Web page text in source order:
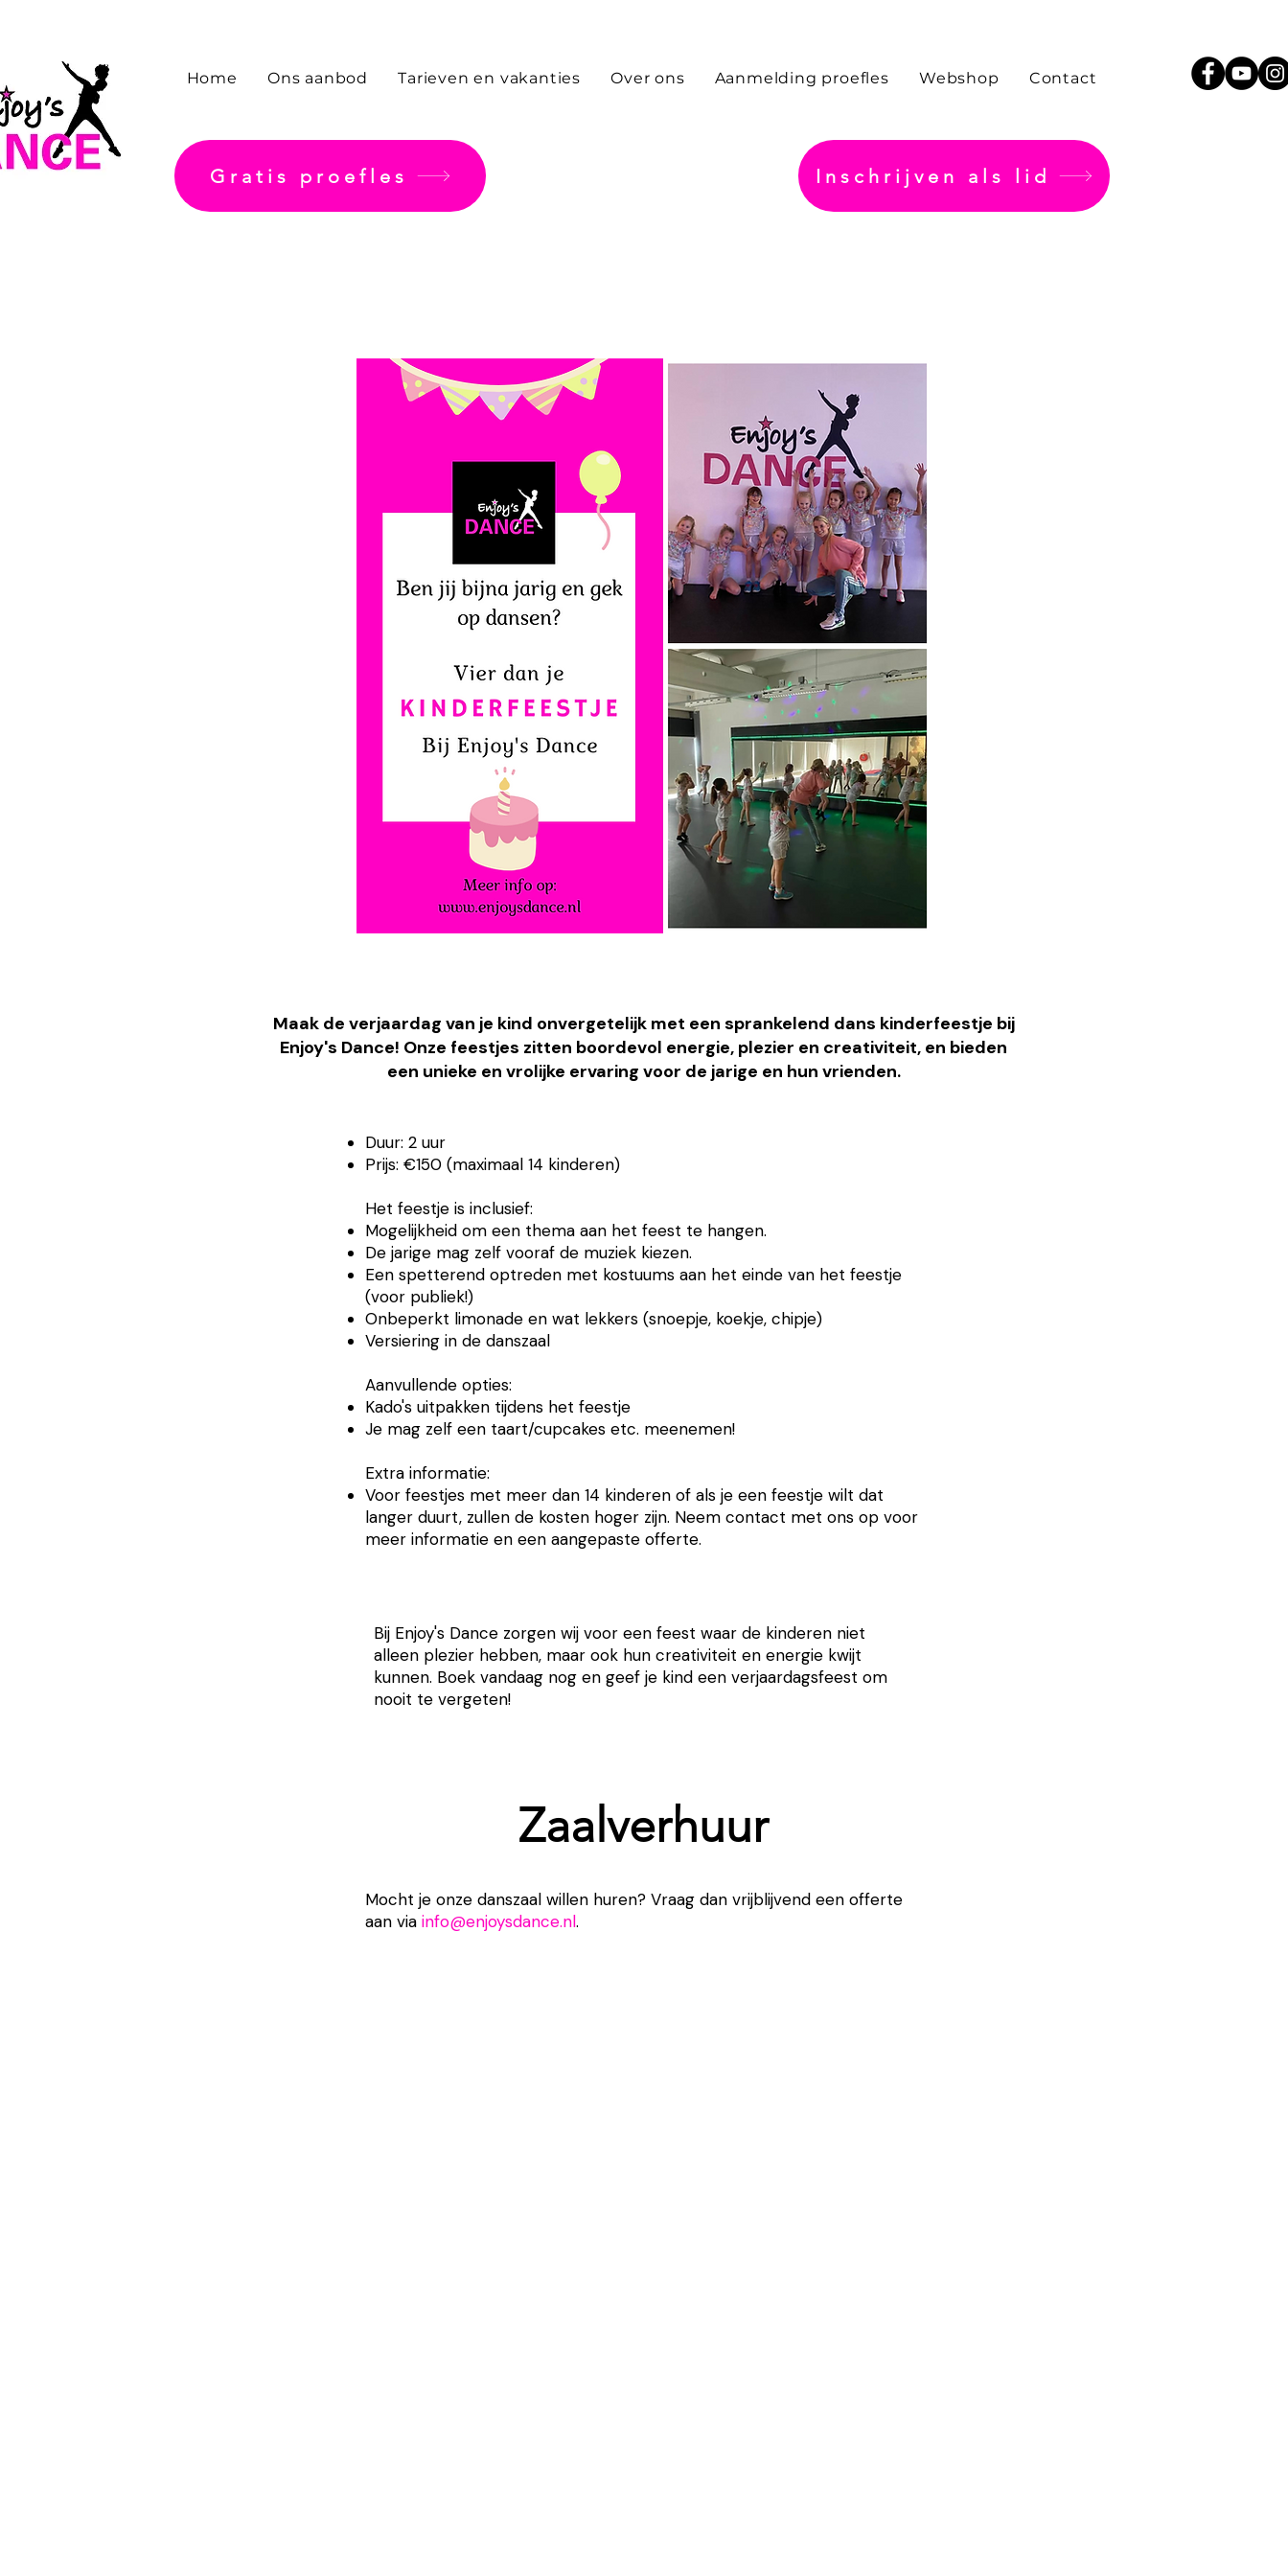
Home Ons aanbod Tarieven en vakanties Over ons Aanmelding proefles Webshop Contact
Gratis proefles Inschrijven als lid
Maak de verjaardag van je kind onvergetelijk met een sprankelend dans kinderfeestje bij
Enjoy's Dance! Onze feestjes zitten boordevol energie, plezier en creativiteit, en bieden
een unieke en vrolijke ervaring voor de jarige en hun vrienden.
Duur: 2 uur​
Prijs: €150 (maximaal 14 kinderen)
Het feestje is inclusief:
Mogelijkheid om een thema aan het feest te hangen.
De jarige mag zelf vooraf de muziek kiezen.
Een spetterend optreden met kostuums aan het einde van het feestje
(voor publiek!)
Onbeperkt limonade en wat lekkers (snoepje, koekje, chipje)
Versiering in de danszaal
Aanvullende opties:
Kado's uitpakken tijdens het feestje
Je mag zelf een taart/cupcakes etc. meenemen!
​​​​Extra informatie:
Voor feestjes met meer dan 14 kinderen of als je een feestje wilt dat
langer duurt, zullen de kosten hoger zijn. Neem contact met ons op voor
meer informatie en een aangepaste offerte.
Bij Enjoy's Dance zorgen wij voor een feest waar de kinderen niet
alleen plezier hebben, maar ook hun creativiteit en energie kwijt
kunnen. Boek vandaag nog en geef je kind een verjaardagsfeest om
nooit te vergeten!
Zaalverhuur
Mocht je onze danszaal willen huren? Vraag dan vrijblijvend een offerte
aan via info@enjoysdance.nl.